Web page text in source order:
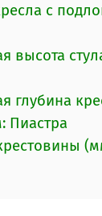
с
высота
глубина
Пиастра